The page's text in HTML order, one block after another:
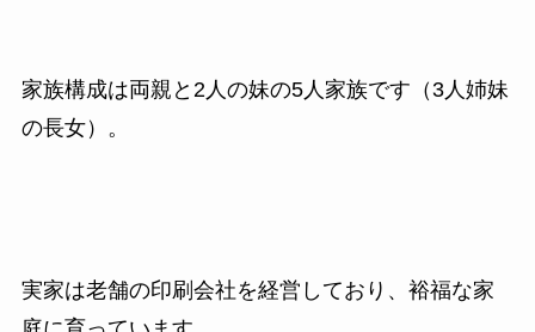
家族構成は両親と2人の妹の5人家族です（3人姉妹
の長女）。
実家は老舗の印刷会社を経営しており、裕福な家